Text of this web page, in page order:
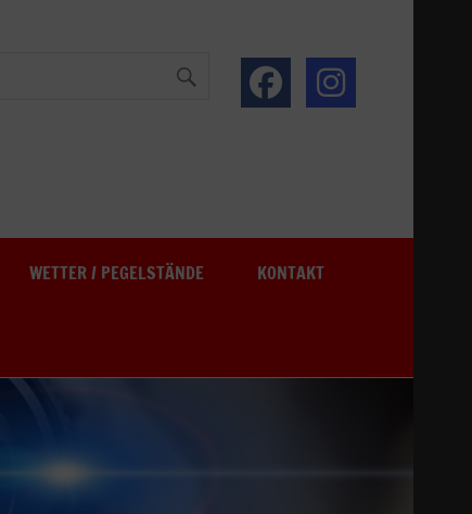
WETTER / PEGELSTÄNDE KONTAKT